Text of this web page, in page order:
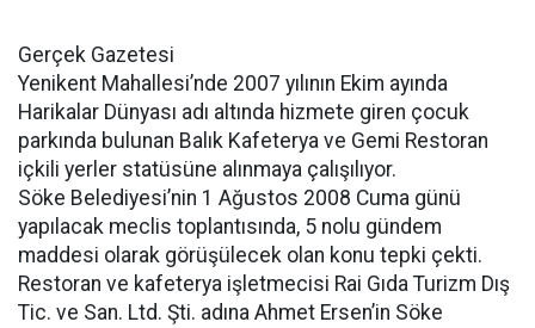
Gerçek Gazetesi
Yenikent Mahallesi’nde 2007 yılının Ekim ayında
Harikalar Dünyası adı altında hizmete giren çocuk
parkında bulunan Balık Kafeterya ve Gemi Restoran
içkili yerler statüsüne alınmaya çalışılıyor.
Söke Belediyesi’nin 1 Ağustos 2008 Cuma günü
yapılacak meclis toplantısında, 5 nolu gündem
maddesi olarak görüşülecek olan konu tepki çekti.
Restoran ve kafeterya işletmecisi Rai Gıda Turizm Dış
Tic. ve San. Ltd. Şti. adına Ahmet Ersen’in Söke